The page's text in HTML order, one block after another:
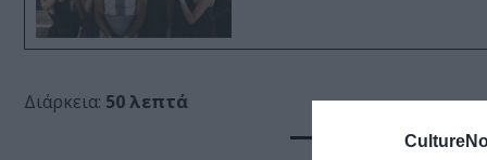
Διάρκεια: 50 λεπτά